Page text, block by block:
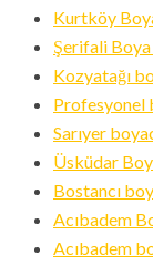
Kurtköy
Şerifali Boya
Kozyatağı
Profesyonel
Sarıyer
Üsküdar
Bostancı
Acıbadem
Acıbadem